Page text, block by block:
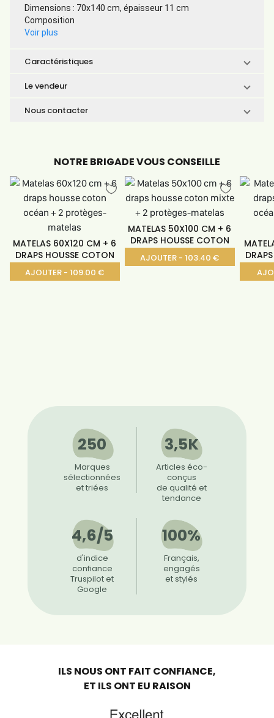
Dimensions : 70x140 cm, épaisseur 11 cm
Composition
Voir plus
Caractéristiques
Le vendeur
Nous contacter
NOTRE BRIGADE VOUS CONSEILLE
MATELAS 60X120 CM + 6
DRAPS HOUSSE COTON
AJOUTER - 109.00 €
MATELAS 50X100 CM + 6
DRAPS HOUSSE COTON
AJOUTER - 103.40 €
250
Marques
sélectionnées
et triées
3,5K
Articles éco-
conçus
de qualité et
tendance
4,6/5
d'indice
confiance
Truspilot et
Google
100%
Français,
engagés
et stylés
ILS NOUS ONT FAIT CONFIANCE,
ET ILS ONT EU RAISON